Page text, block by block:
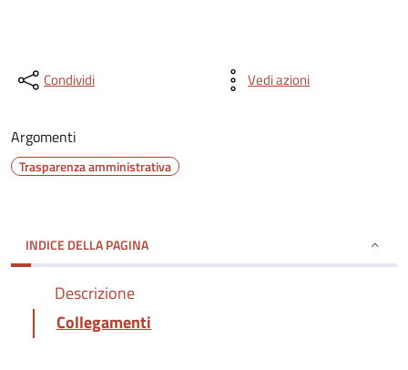
Condividi Vedi azioni
Argomenti
Trasparenza amministrativa
INDICE DELLA PAGINA
Descrizione
Collegamenti